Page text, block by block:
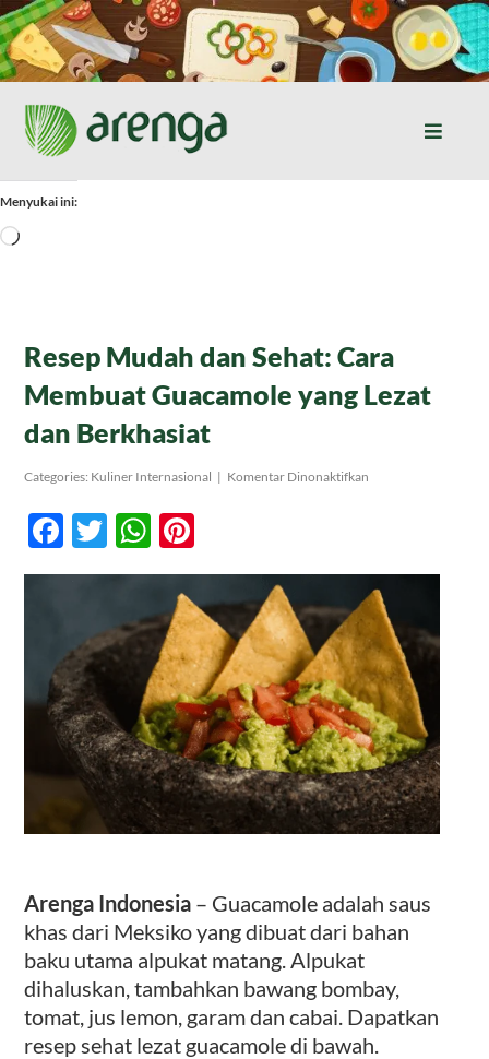
Skip
to
content
Toggle
Home
Tentang Kami
Produk
Kontak
Menyukai ini:
Memuat...
Resep Mudah dan Sehat: Cara
Membuat Guacamole yang Lezat
dan Berkhasiat
Categories: Kuliner Internasional | Komentar Dinonaktifkan
Membuat
Guacamole
yang
Lezat
dan
Berkhasiat
Facebook
TwitterWhatsApp
Arenga Indonesia – Guacamole adalah saus
khas dari Meksiko yang dibuat dari bahan
baku utama alpukat matang. Alpukat
dihaluskan, tambahkan bawang bombay,
tomat, jus lemon, garam dan cabai. Dapatkan
resep sehat lezat guacamole di bawah.